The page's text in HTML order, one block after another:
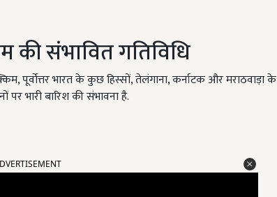
की संभावित गतिविधि
पूर्वोत्तर भारत के कुछ हिस्सों, तेलंगाना, कर्नाटक और मराठवाड़ा के
भारी बारिश की संभावना है.